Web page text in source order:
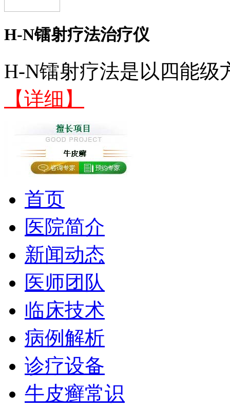
H-N镭射疗法治疗仪
H-N镭射疗法是以四能级
【详细】
首页
医院简介
新闻动态
医师团队
临床技术
病例解析
诊疗设备
牛皮癣常识